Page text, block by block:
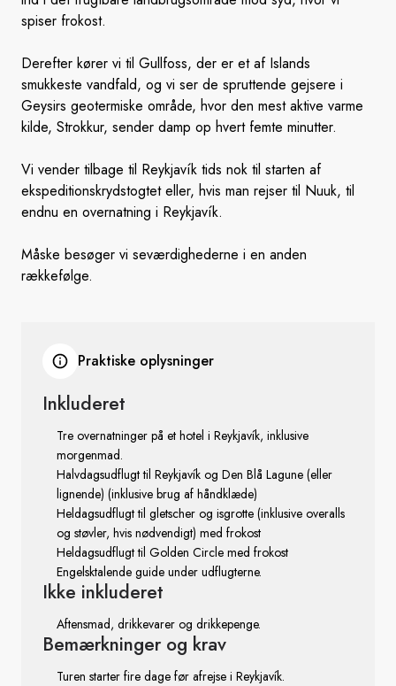
spiser frokost.
Derefter kører vi til Gullfoss, der er et af Islands
smukkeste vandfald, og vi ser de spruttende gejsere i
Geysirs geotermiske område, hvor den mest aktive varme
kilde, Strokkur, sender damp op hvert femte minutter.
Vi vender tilbage til Reykjavík tids nok til starten af
ekspeditionskrydstogtet eller, hvis man rejser til Nuuk, til
endnu en overnatning i Reykjavík.
Måske besøger vi seværdighederne i en anden
rækkefølge.
Praktiske oplysninger
Inkluderet
Tre overnatninger på et hotel i Reykjavík, inklusive
morgenmad.
Halvdagsudflugt til Reykjavík og Den Blå Lagune (eller
lignende) (inklusive brug af håndklæde)
Heldagsudflugt til gletscher og isgrotte (inklusive overalls
og støvler, hvis nødvendigt) med frokost
Heldagsudflugt til Golden Circle med frokost
Engelsktalende guide under udflugterne.
Ikke inkluderet
Aftensmad, drikkevarer og drikkepenge.
Bemærkninger og krav
Turen starter fire dage før afrejse i Reykjavík.